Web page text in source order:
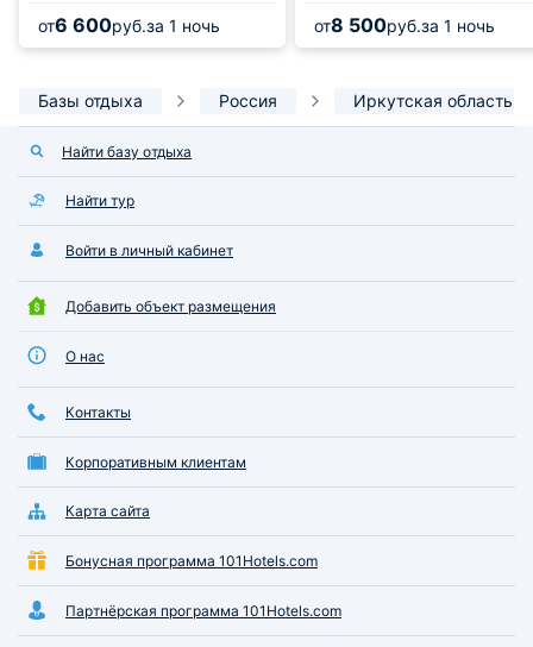
от6 600руб.за 1 ночь от8 500руб.за 1 ночь
Базы отдыха Россия Иркутская область
Найти базу отдыха
Найти тур
Войти в личный кабинет
Добавить объект размещения
О нас
Контакты
Корпоративным клиентам
Карта сайта
Бонусная программа 101Hotels.com
Партнёрская программа 101Hotels.com